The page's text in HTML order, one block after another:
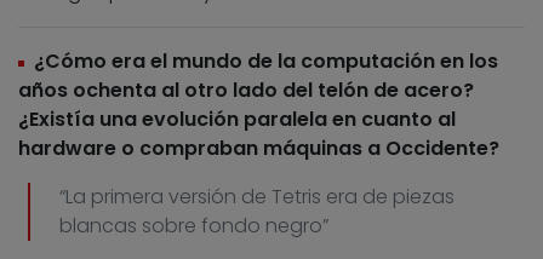
¿Cómo era el mundo de la computación en los
años ochenta al otro lado del telón de acero?
¿Existía una evolución paralela en cuanto al
hardware o compraban máquinas a Occidente?
“La primera versión de Tetris era de piezas
blancas sobre fondo negro”